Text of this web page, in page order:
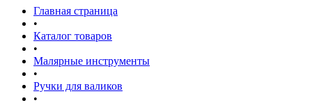
Главная страница
•
Каталог товаров
•
Малярные инструменты
•
Ручки для валиков
•